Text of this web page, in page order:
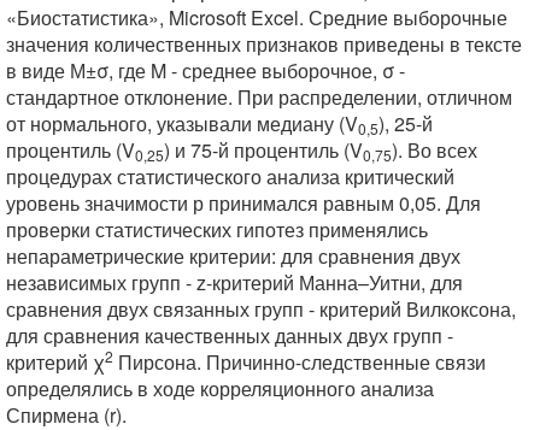
«Биостатистика», Microsoft Excel. Средние выборочные
значения количественных признаков приведены в тексте
в виде М±σ, где M - среднее выборочное, σ -
стандартное отклонение. При распределении, отличном
от нормального, указывали медиану (V0,5), 25-й
процентиль (V0,25) и 75-й процентиль (V0,75). Во всех
процедурах статистического анализа критический
уровень значимости р принимался равным 0,05. Для
проверки статистических гипотез применялись
непараметрические критерии: для сравнения двух
независимых групп - z-критерий Манна–Уитни, для
сравнения двух связанных групп - критерий Вилкоксона,
для сравнения качественных данных двух групп -
критерий χ2 Пирсона. Причинно-следственные связи
определялись в ходе корреляционного анализа
Спирмена (r).